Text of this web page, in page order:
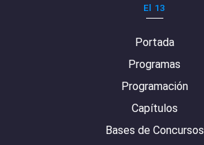
El 13
Portada
Programas
Programación
Capítulos
Bases de Concursos